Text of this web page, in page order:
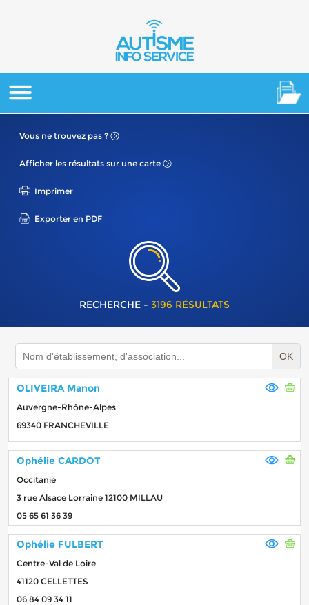
Vous ne trouvez pas ?
Afficher les résultats sur une carte
Imprimer
Exporter en PDF
RECHERCHE - 3196 RÉSULTATS
OK
OLIVEIRA Manon
Auvergne-Rhône-Alpes
69340 FRANCHEVILLE
Ophélie CARDOT
Occitanie
3 rue Alsace Lorraine 12100 MILLAU
05 65 61 36 39
Ophélie FULBERT
Centre-Val de Loire
41120 CELLETTES
06 84 09 34 11